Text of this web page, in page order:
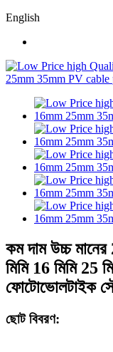
English
কম দাম উচ্চ মানের
মিমি 16 মিমি 25
ফোটোভোলটাইক
ছোট বিবরণ: